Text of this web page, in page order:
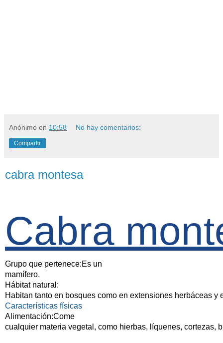
Anónimo en 10:58 No hay comentarios:
Compartir
cabra montesa
Cabra
Grupo que pertenece:Es un
mamífero.
Hábitat natural:
Habitan tanto en bosques como en extensiones herbáceas y
Características físicas
Alimentación:Come
cualquier materia vegetal, como hierbas, líquenes, cortezas,